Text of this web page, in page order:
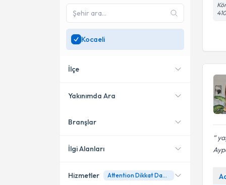
SadeceKocaeli
uzman ara
Kocaeli
İlçe
İzmit
Yakınımda Ara
Konumuma yakın uzmanları
Branşlar
Psikolojik Danışman
İlgi Alanları
Hizmetler Attention Dikkat Dağınıklığı